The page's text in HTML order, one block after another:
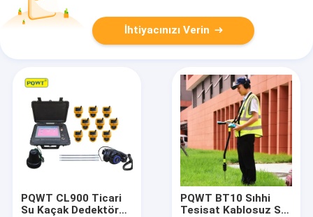
İhtiyacınızı Verin
PQWT CL900 Ticari
Su Kaçak Dedektörü
PQWT BT10 Sıhhi
Tesisat Kablosuz Su